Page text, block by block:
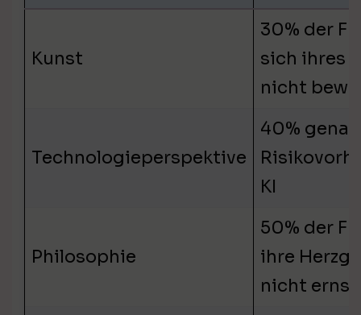
Kunst
30% der
sich ihres
nicht
Technologieperspektive
40%
KI
Philosophie
50% der
ihre
nicht ernst